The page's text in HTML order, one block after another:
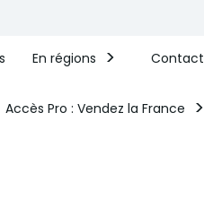
En régions Contact
Accès Pro : Vendez la France​